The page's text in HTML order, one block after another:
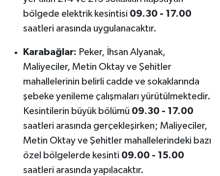
bölgede elektrik kesintisi 09.30 - 17.00
saatleri arasında uygulanacaktır.
Karabağlar: Peker, İhsan Alyanak,
Maliyeciler, Metin Oktay ve Şehitler
mahallelerinin belirli cadde ve sokaklarında
şebeke yenileme çalışmaları yürütülmektedir.
Kesintilerin büyük bölümü 09.30 - 17.00
saatleri arasında gerçekleşirken; Maliyeciler,
Metin Oktay ve Şehitler mahallelerindeki bazı
özel bölgelerde kesinti 09.00 - 15.00
saatleri arasında yapılacaktır.